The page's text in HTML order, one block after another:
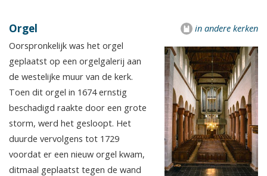
in andere kerken
Orgel
Oorspronkelijk was het orgel
geplaatst op een orgelgalerij aan
de westelijke muur van de kerk.
Toen dit orgel in 1674 ernstig
beschadigd raakte door een grote
storm, werd het gesloopt. Het
duurde vervolgens tot 1729
voordat er een nieuw orgel kwam,
ditmaal geplaatst tegen de wand